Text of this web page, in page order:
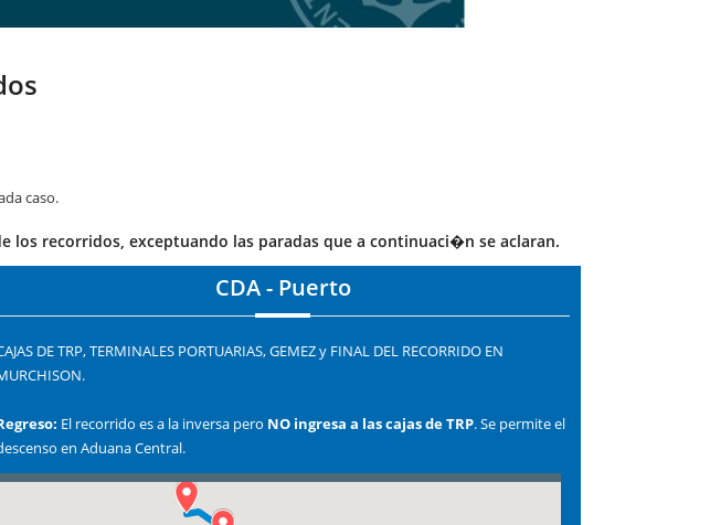
caso.
de los recorridos, exceptuando las paradas que a continuaci�n se aclaran.
CDA - Puerto
DE TRP, TERMINALES PORTUARIAS, GEMEZ y FINAL DEL RECORRIDO EN
El recorrido es a la inversa pero NO ingresa a las cajas de TRP. Se permite el
en Aduana Central.